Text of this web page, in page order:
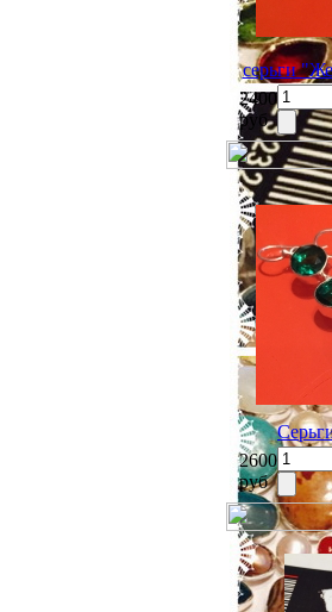
серьги
2400
руб
2600
руб